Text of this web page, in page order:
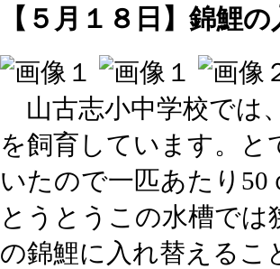
【５月１８日】錦鯉
山古志小中学校では
を飼育しています。と
いたので一匹あたり
とうとうこの水槽で
の錦鯉に入れ替えるこ